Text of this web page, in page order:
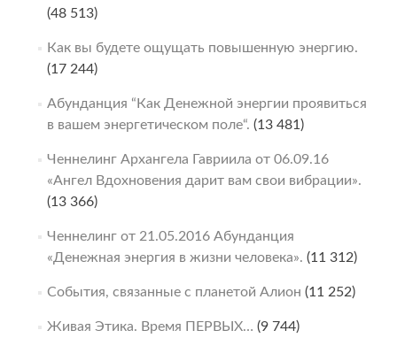
(48 513)
Как вы будете ощущать повышенную энергию.
(17 244)
Абунданция “Как Денежной энергии проявиться
в вашем энергетическом поле“. (13 481)
Ченнелинг Архангела Гавриила от 06.09.16
«Ангел Вдохновения дарит вам свои вибрации».
(13 366)
Ченнелинг от 21.05.2016 Абунданция
«Денежная энергия в жизни человека». (11 312)
События, связанные с планетой Алион (11 252)
Живая Этика. Время ПЕРВЫХ… (9 744)